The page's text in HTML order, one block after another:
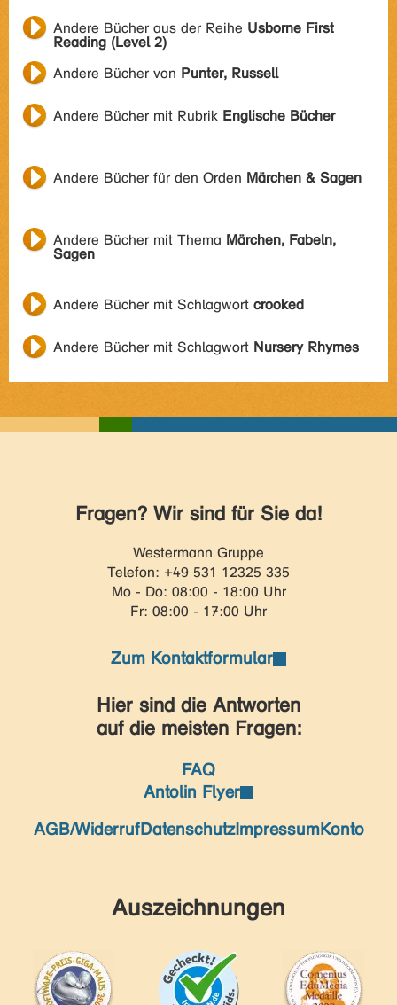
Andere Bücher aus der Reihe Usborne First
Reading (Level 2)
Andere Bücher von Punter, Russell
Andere Bücher mit Rubrik Englische Bücher
Andere Bücher für den Orden Märchen & Sagen
Andere Bücher mit Thema Märchen, Fabeln,
Sagen
Andere Bücher mit Schlagwort crooked
Andere Bücher mit Schlagwort Nursery Rhymes